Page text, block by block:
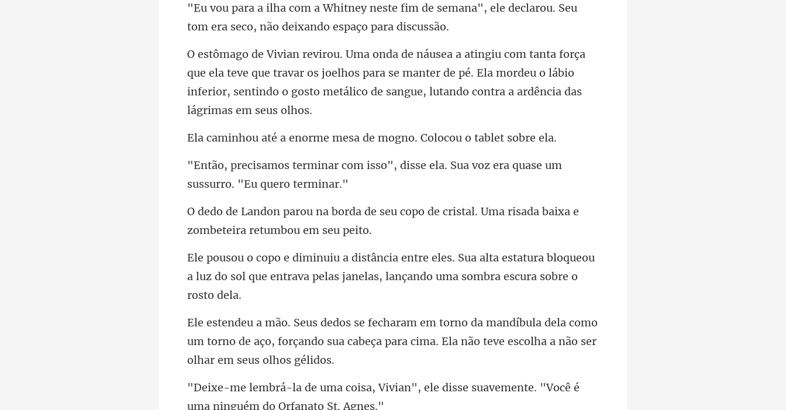
im de semana", ele declarou. Seu
tom era
teve que travar os joelhos para se manter de pé. Ela mordeu o lábio
inferior, senti
rme mesa de mogno. Col
sso", disse ela. Sua voz era quas
eu copo de cristal. Uma risada baixa
a alta estatura bloqueou
a luz do sol que entrava pelas
bula dela como
um torno de aço, forçando sua cabeça para cim
vian", ele disse suavemente. "Você é